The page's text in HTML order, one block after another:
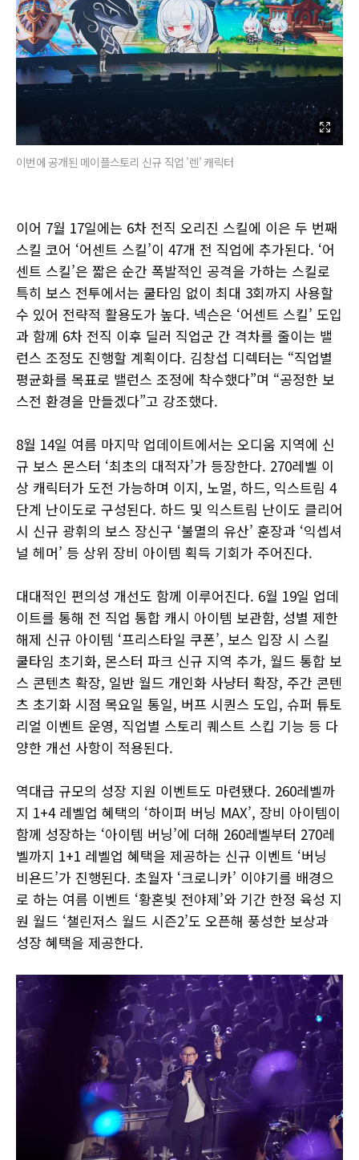
이번에 공개된 메이플스토리 신규 직업 '렌' 캐릭터
이어 7월 17일에는 6차 전직 오리진 스킬에 이은 두 번째
스킬 코어 ‘어센트 스킬’이 47개 전 직업에 추가된다. ‘어
센트 스킬’은 짧은 순간 폭발적인 공격을 가하는 스킬로
특히 보스 전투에서는 쿨타임 없이 최대 3회까지 사용할
수 있어 전략적 활용도가 높다. 넥슨은 ‘어센트 스킬’ 도입
과 함께 6차 전직 이후 딜러 직업군 간 격차를 줄이는 밸
런스 조정도 진행할 계획이다. 김창섭 디렉터는 “직업별
평균화를 목표로 밸런스 조정에 착수했다”며 “공정한 보
스전 환경을 만들겠다”고 강조했다.
8월 14일 여름 마지막 업데이트에서는 오디움 지역에 신
규 보스 몬스터 ‘최초의 대적자’가 등장한다. 270레벨 이
상 캐릭터가 도전 가능하며 이지, 노멀, 하드, 익스트림 4
단계 난이도로 구성된다. 하드 및 익스트림 난이도 클리어
시 신규 광휘의 보스 장신구 ‘불멸의 유산’ 훈장과 ‘익셉셔
널 헤머’ 등 상위 장비 아이템 획득 기회가 주어진다.
대대적인 편의성 개선도 함께 이루어진다. 6월 19일 업데
이트를 통해 전 직업 통합 캐시 아이템 보관함, 성별 제한
해제 신규 아이템 ‘프리스타일 쿠폰’, 보스 입장 시 스킬
쿨타임 초기화, 몬스터 파크 신규 지역 추가, 월드 통합 보
스 콘텐츠 확장, 일반 월드 개인화 사냥터 확장, 주간 콘텐
츠 초기화 시점 목요일 통일, 버프 시퀀스 도입, 슈퍼 튜토
리얼 이벤트 운영, 직업별 스토리 퀘스트 스킵 기능 등 다
양한 개선 사항이 적용된다.
역대급 규모의 성장 지원 이벤트도 마련됐다. 260레벨까
지 1+4 레벨업 혜택의 ‘하이퍼 버닝 MAX’, 장비 아이템이
함께 성장하는 ‘아이템 버닝’에 더해 260레벨부터 270레
벨까지 1+1 레벨업 혜택을 제공하는 신규 이벤트 ‘버닝
비욘드’가 진행된다. 초월자 ‘크로니카’ 이야기를 배경으
로 하는 여름 이벤트 ‘황혼빛 전야제’와 기간 한정 육성 지
원 월드 ‘챌린저스 월드 시즌2’도 오픈해 풍성한 보상과
성장 혜택을 제공한다.